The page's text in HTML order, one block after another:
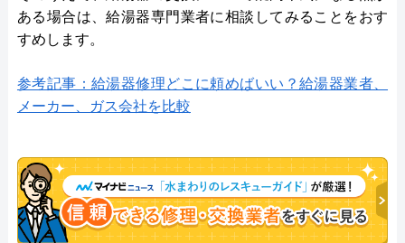
ある場合は、給湯器専門業者に相談してみることをおす
すめします。
参考記事：給湯器修理どこに頼めばいい？給湯器業者、
メーカー、ガス会社を比較